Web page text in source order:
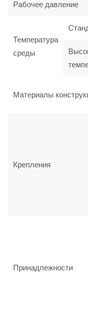
Рабочее давление
Температура
среды
Материалы
Крепления
Принадлежности